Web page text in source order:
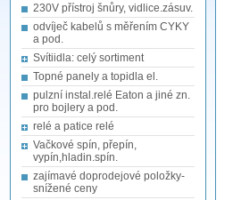
230V přístroj šnůry, vidlice.zásuv.
odvíječ kabelů s měřením CYKY
a pod.
Svítiidla: celý sortiment
Topné panely a topidla el.
pulzní instal.relé Eaton a jiné zn.
pro bojlery a pod.
relé a patice relé
Vačkové spín, přepín,
vypín,hladin.spín.
zajímavé doprodejové položky-
snížené ceny